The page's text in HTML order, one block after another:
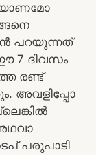
പറയുന്നത്
7 ദിവസം
രണ്ട്
അവളിപ്പോ
പരുപാടി